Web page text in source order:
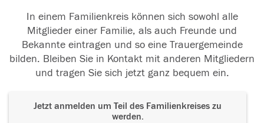
In einem Familienkreis können sich sowohl alle
Mitglieder einer Familie, als auch Freunde und
Bekannte eintragen und so eine Trauergemeinde
bilden. Bleiben Sie in Kontakt mit anderen Mitgliedern
und tragen Sie sich jetzt ganz bequem ein.
Jetzt anmelden um Teil des Familienkreises zu
werden.